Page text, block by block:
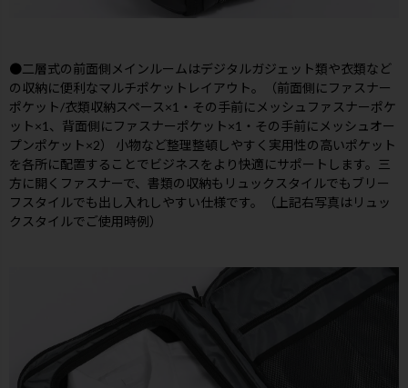
●二層式の前面側メインルームはデジタルガジェット類や衣類など
の収納に便利なマルチポケットレイアウト。（前面側にファスナー
ポケット/衣類収納スペース×1・その手前にメッシュファスナーポケ
ット×1、背面側にファスナーポケット×1・その手前にメッシュオー
プンポケット×2） 小物など整理整頓しやすく実用性の高いポケット
を各所に配置することでビジネスをより快適にサポートします。三
方に開くファスナーで、書類の収納もリュックスタイルでもブリー
フスタイルでも出し入れしやすい仕様です。（上記右写真はリュッ
クスタイルでご使用時例）